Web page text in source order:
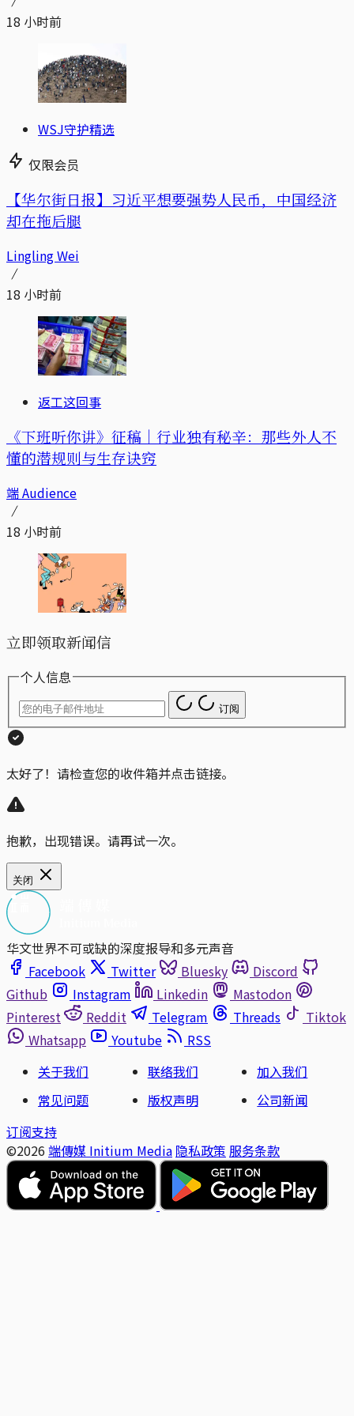
18 小时前
WSJ守护精选
仅限会员
【华尔街日报】习近平想要强势人民币，中国经济
却在拖后腿
Lingling Wei
18 小时前
返工这回事
《下班听你讲》征稿｜行业独有秘辛：那些外人不
懂的潜规则与生存诀窍
端 Audience
18 小时前
立即领取新闻信
个人信息
订阅
太好了！请检查您的收件箱并点击链接。
抱歉，出现错误。请再试一次。
关闭
华文世界不可或缺的深度报导和多元声音
Facebook
Twitter Bluesky
Discord
Github
Instagram Linkedin
Mastodon
Pinterest
Reddit Telegram Threads
Tiktok
Whatsapp
Youtube
RSS
关于我们
联络我们
加入我们
常见问题
版权声明
公司新闻
订阅支持
©2026 端傳媒 Initium Media 隐私政策 服务条款